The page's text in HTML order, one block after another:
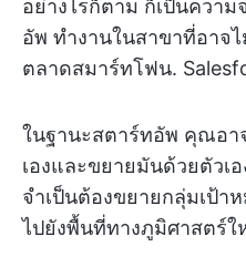
อย่างไรก็ตาม ก็เป็นควา
อัพ ทำงานในสาขาที่อาจ
ตลาดสมาร์ทโฟน.
ในฐานะสตาร์ทอัพ คุณอ
เองและขยายมันด้วยตัวเ
จำเป็นต้องขยายกลุ่มเป้า
ไปยังพื้นที่ทางภูมิศาสตร์ใ